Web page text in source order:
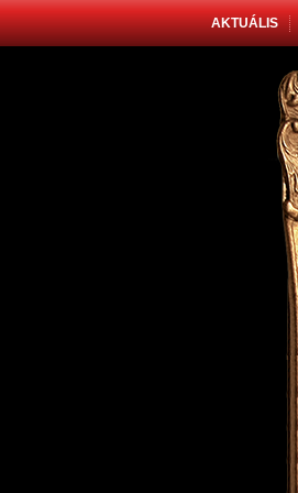
AKTUÁLIS